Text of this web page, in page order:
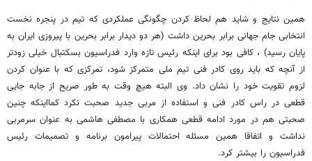
همین نتایج و شاید هم لحاظ کردن چگونگی عملکردی که تیم در پنجره نخست
انتخابی جام جهانی برابر بحرین داشت (هر دو دیدار برابر بحرین با پیروزی ایران به
پایان رسید) ، کافی بود برای اینکه رئیس تازه وارد فدراسیون بسکتبال خیلی زودتر
از آنچه که باید روی کادر فنی تیم ملی متمرکز شود، تمرکزی که با عنوان کردن
لزوم تقویت خود را نشان داد. وی البته هیچ وقت به طور صریح از جابه جایی
قطعی در راس کادر فنی و استفاده از مربی جدید صحبت نکرد کمااینکه چنین
صحبتی هم در مورد ادامه قطعی همکاری با مصطفی هاشمی به عنوان سرمربی
نداشت و اتفاقا همین مسئله احتمالات پیرامون برنامه و تصمیمات رئیس
فدراسیون را بیشتر کرد.